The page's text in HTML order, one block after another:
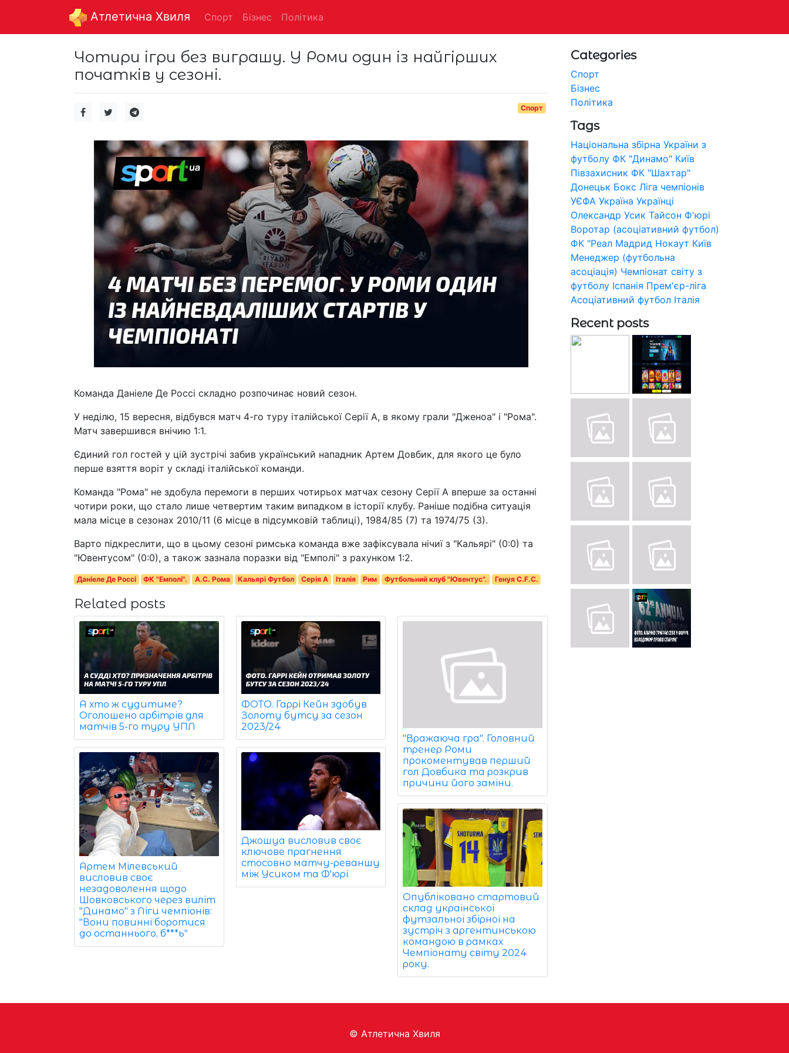
Aтлетична Хвиля Спорт Бізнес Політика
Чотири ігри без виграшу. У Роми один із найгірших
початків у сезоні.
Спорт
Команда Даніеле Де Россі складно розпочинає новий сезон.
У неділю, 15 вересня, відбувся матч 4-го туру італійської Серії А, в якому грали "Дженоа" і "Рома".
Матч завершився внічию 1:1.
Єдиний гол гостей у цій зустрічі забив український нападник Артем Довбик, для якого це було
перше взяття воріт у складі італійської команди.
Команда "Рома" не здобула перемоги в перших чотирьох матчах сезону Серії А вперше за останні
чотири роки, що стало лише четвертим таким випадком в історії клубу. Раніше подібна ситуація
мала місце в сезонах 2010/11 (6 місце в підсумковій таблиці), 1984/85 (7) та 1974/75 (3).
Варто підкреслити, що в цьому сезоні римська команда вже зафіксувала нічиї з "Кальярі" (0:0) та
"Ювентусом" (0:0), а також зазнала поразки від "Емполі" з рахунком 1:2.
Даніеле Де Россі ФК "Емполі". А.С. Рома Кальярі Футбол Серія A Італія Рим Футбольний клуб "Ювентус". Генуя C.F.C.
Related posts
А хто ж судитиме?
Оголошено арбітрів для
матчів 5-го туру УПЛ
Артем Мілевський
висловив своє
незадоволення щодо
Шовковського через виліт
"Динамо" з Ліги чемпіонів:
"Вони повинні боротися
до останнього, б***ь"
ФОТО. Гаррі Кейн здобув
Золоту бутсу за сезон
2023/24
Джошуа висловив своє
ключове прагнення
стосовно матчу-реваншу
між Усиком та Ф'юрі.
"Вражаюча гра". Головний
тренер Роми
прокоментував перший
гол Довбика та розкрив
причини його заміни.
Опубліковано стартовий
склад української
футзальної збірної на
зустріч з аргентинською
командою в рамках
Чемпіонату світу 2024
року.
Categories
Спорт
Бізнес
Політика
Tags
Національна збірна України з
футболу ФК "Динамо" Київ
Півзахисник ФК "Шахтар"
Донецьк Бокс Ліга чемпіонів
УЄФА Україна Українці
Олександр Усик Тайсон Ф'юрі
Воротар (асоціативний футбол)
ФК "Реал Мадрид Нокаут Київ
Менеджер (футбольна
асоціація) Чемпіонат світу з
футболу Іспанія Прем'єр-ліга
Асоціативний футбол Італія
Recent posts
© Aтлетична Хвиля